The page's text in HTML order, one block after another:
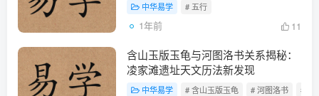
中华易学 # 五行
1年前 11
含山玉版玉龟与河图洛书关系揭秘：
凌家滩遗址天文历法新发现
中华易学 # 含山玉版玉龟 # 河图洛书 # 十